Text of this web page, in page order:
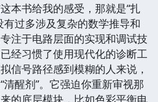
本书给我的感受，那就是“扎
有过多涉及复杂的数学推导和
注于电路层面的实现和调试技
经习惯了使用现代化的诊断工
信号路径感到模糊的人来说，
醒剂”。它强迫你重新审视那
的底层模块，比如色彩平衡电